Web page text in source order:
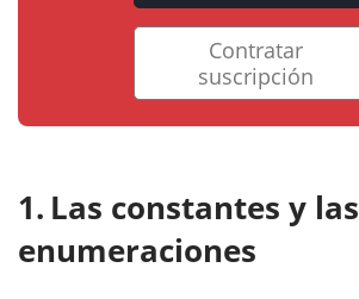
Contratar
suscripción
Las constantes y las
enumeraciones